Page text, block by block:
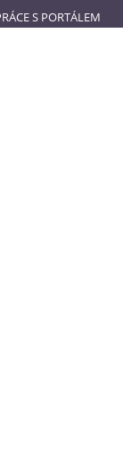
S PORTÁLEM